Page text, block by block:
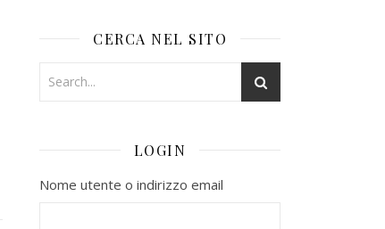
CERCA NEL SITO
LOGIN
Nome utente o indirizzo email